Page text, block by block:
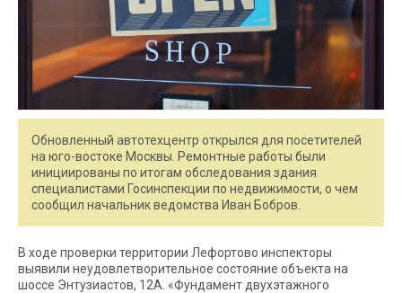
Обновленный автотехцентр открылся для посетителей
на юго-востоке Москвы. Ремонтные работы были
инициированы по итогам обследования здания
специалистами Госинспекции по недвижимости, о чем
сообщил начальник ведомства Иван Бобров.
В ходе проверки территории Лефортово инспекторы
выявили неудовлетворительное состояние объекта на
шоссе Энтузиастов, 12А. «Фундамент двухэтажного